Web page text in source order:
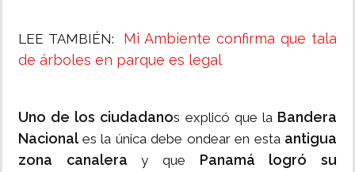
LEE TAMBIÉN: Mi Ambiente confirma que tala
de árboles en parque es legal
Uno de los ciudadanos explicó que la Bandera
Nacional es la única debe ondear en esta antigua
zona canalera y que Panamá logró su